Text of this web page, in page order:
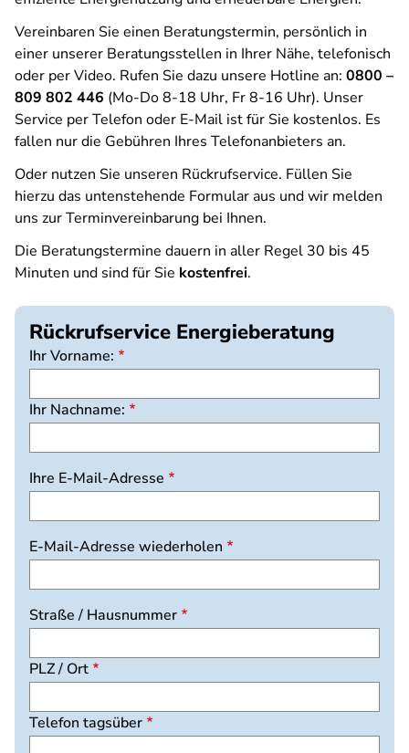
Vereinbaren Sie einen Beratungstermin, persönlich in
einer unserer Beratungsstellen in Ihrer Nähe, telefonisch
oder per Video. Rufen Sie dazu unsere Hotline an: 0800 –
809 802 446 (Mo-Do 8-18 Uhr, Fr 8-16 Uhr). Unser
Service per Telefon oder E-Mail ist für Sie kostenlos. Es
fallen nur die Gebühren Ihres Telefonanbieters an.
Oder nutzen Sie unseren Rückrufservice. Füllen Sie
hierzu das untenstehende Formular aus und wir melden
uns zur Terminvereinbarung bei Ihnen.
Die Beratungstermine dauern in aller Regel 30 bis 45
Minuten und sind für Sie kostenfrei.
Rückrufservice Energieberatung
Ihr Vorname:
Ihr Nachname:
Ihre
Mail-
Adresse
Ihre E-Mail-Adresse
E-Mail-Adresse wiederholen
Straße / Hausnummer
PLZ / Ort
Telefon tagsüber